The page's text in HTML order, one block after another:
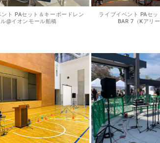
ント PAセット＆キーボードレン
ル@イオンモール船橋
ライブイベント PAセ
BAR 7（Kアリ